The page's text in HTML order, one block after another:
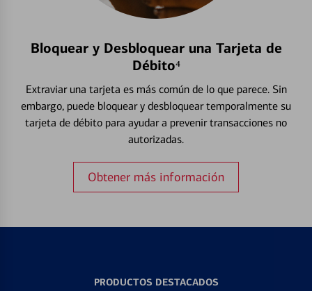
Bloquear y Desbloquear una Tarjeta de
Débito⁴
Extraviar una tarjeta es más común de lo que parece. Sin
embargo, puede bloquear y desbloquear temporalmente su
tarjeta de débito para ayudar a prevenir transacciones no
autorizadas.
Obtener más información
PRODUCTOS DESTACADOS